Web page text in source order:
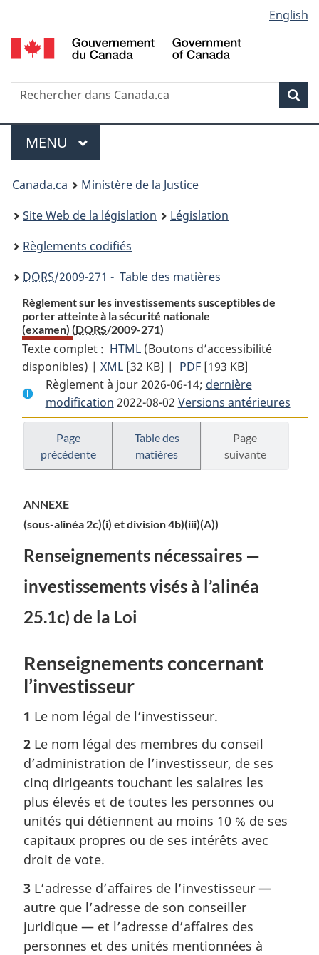
au
contenu
propos
de
la
HTML
simplifiée
selection
English
Recherche
Menu
MENU PRINCIPAL
You
are
here:
Canada.ca
Ministère de la Justice
Site Web de la législation
Législation
Règlements codifiés
DORS/2009-271 - Table des matières
Règlement sur les investissements susceptibles de
porter atteinte à la sécurité nationale
(examen) (DORS/2009-271)
Texte complet : HTML Texte
complet
:
Règlement
sur
les
investissements
susceptibles
atteinte
la
sécurité
(Boutons d’accessibilité
disponibles) |XML Texte
complet
:
Règlement
sur
les
investissements
porter
à
la
nationale
[32 KB] | PDF Texte
complet
:
Règlement
porter
atteinte
à
la
[193 KB]
Règlement à jour 2026-06-14; dernière
modification 2022-08-02 Versions antérieures
Page
précédente
Table des
matières
Page
suivante
ANNEXE
(sous-alinéa 2c)(i) et division 4b)(iii)(A))
Renseignements nécessaires —
investissements visés à l’alinéa
25.1c) de la Loi
Renseignements concernant
l’investisseur
1 Le nom légal de l’investisseur.
2 Le nom légal des membres du conseil
d’administration de l’investisseur, de ses
cinq dirigeants touchant les salaires les
plus élevés et de toutes les personnes ou
unités qui détiennent au moins 10 % de ses
capitaux propres ou de ses intérêts avec
droit de vote.
3 L’adresse d’affaires de l’investisseur —
autre que l’adresse de son conseiller
juridique — et l’adresse d’affaires des
personnes et des unités mentionnées à